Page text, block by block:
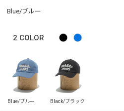
Blue/ブルー
2 COLOR